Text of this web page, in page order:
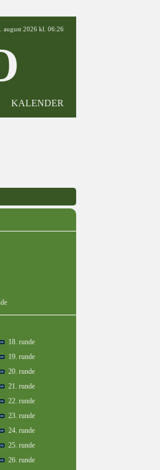
august 2026 kl. 06:26
KALENDER
18. runde
19. runde
20. runde
21. runde
22. runde
23. runde
24. runde
25. runde
26. runde